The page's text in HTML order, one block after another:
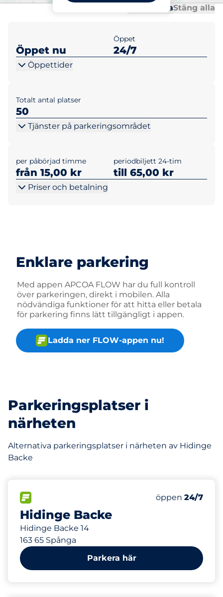
Öppna allaStäng alla
Öppet nu
Öppet
24/7
Öppettider
Totalt antal platser
50
Tjänster på parkeringsområdet
per påbörjad timme
från 15,00 kr
periodbiljett 24-tim
till 65,00 kr
Priser och betalning
Enklare parkering
Med appen APCOA FLOW har du full kontroll
över parkeringen, direkt i mobilen. Alla
nödvändiga funktioner för att hitta eller betala
för parkering finns lätt tillgängligt i appen.
Ladda ner FLOW-appen nu!
Parkeringsplatser i
närheten
Alternativa parkeringsplatser i närheten av Hidinge
Backe
Hidinge Backe
Hidinge Backe 14
163 65 Spånga
Antal
Totalt antal
Måndag
öppen 24/7
109 m
Parkera här